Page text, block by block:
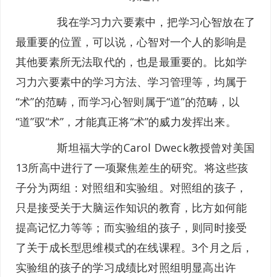
我在学习力六要素中，把学习心智放在了
最重要的位置，可以说，心智对一个人的影响是
其他要素所无法取代的，也是最重要的。比如学
习力六要素中的学习方法、学习管理等，均属于
“术”的范畴，而学习心智则属于“道”的范畴，以
“道”驭“术”，才能真正将“术”的威力发挥出来。
斯坦福大学的Carol Dweck教授曾对美国
13所高中进行了一项聚焦差生的研究。将这些孩
子分为两组：对照组和实验组。对照组的孩子，
只是接受关于大脑运作知识的教育，比方如何能
提高记忆力等等；而实验组的孩子，则同时接受
了关于成长型思维模式的在线课程。3个月之后，
实验组的孩子的学习成绩比对照组明显高出许